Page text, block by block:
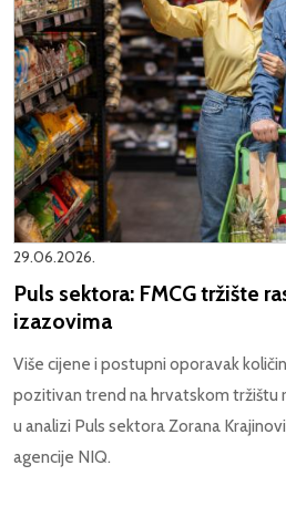
29.06.2026.
Puls sektora: FMCG tržište
izazovima
Više cijene i postupni oporavak
pozitivan trend na hrvatskom tržištu
u analizi Puls sektora Zorana
agencije NIQ.